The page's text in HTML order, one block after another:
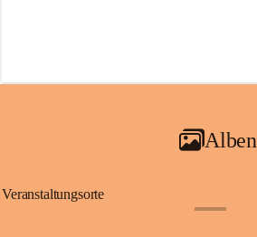
Alben
Veranstaltungsorte